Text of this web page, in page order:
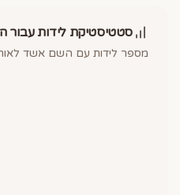
סטטיסטיקת לידות עבור
מספר לידות עם השם אשד